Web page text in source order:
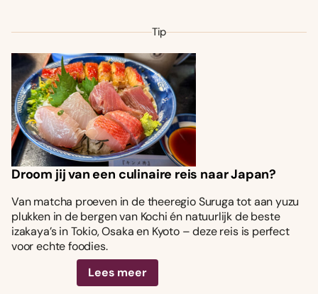
Tip
Droom jij van een culinaire reis naar Japan?
Van matcha proeven in de theeregio Suruga tot aan yuzu
plukken in de bergen van Kochi én natuurlijk de beste
izakaya’s in Tokio, Osaka en Kyoto – deze reis is perfect
voor echte foodies.
Lees meer